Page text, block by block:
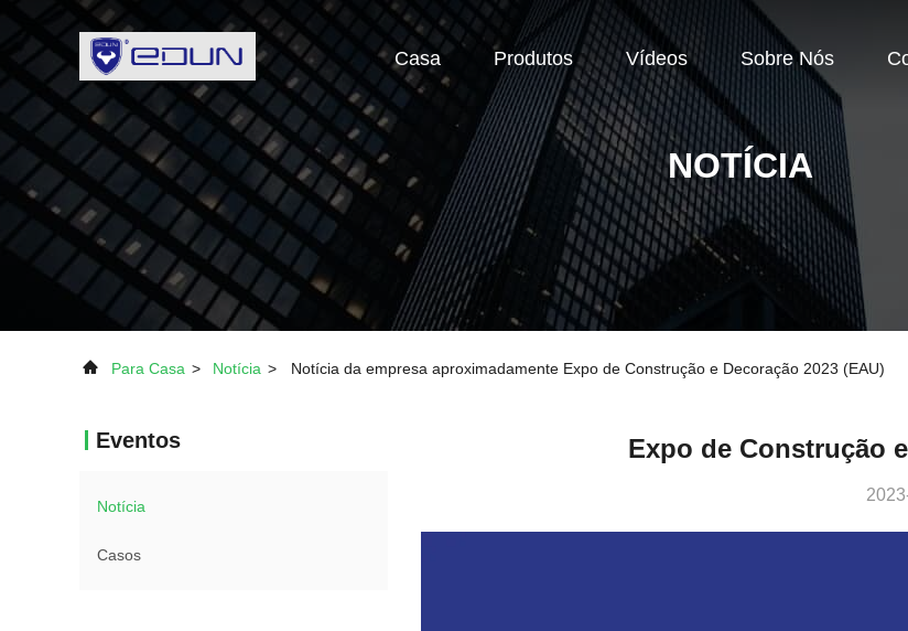
Casa Produtos Vídeos Sobre Nós
NOTÍCIA
Para Casa > Notícia > Notícia da empresa aproximadamente Expo de Construção e Decoração 2023 (EAU)
Eventos
Notícia
Casos
Expo de Construção